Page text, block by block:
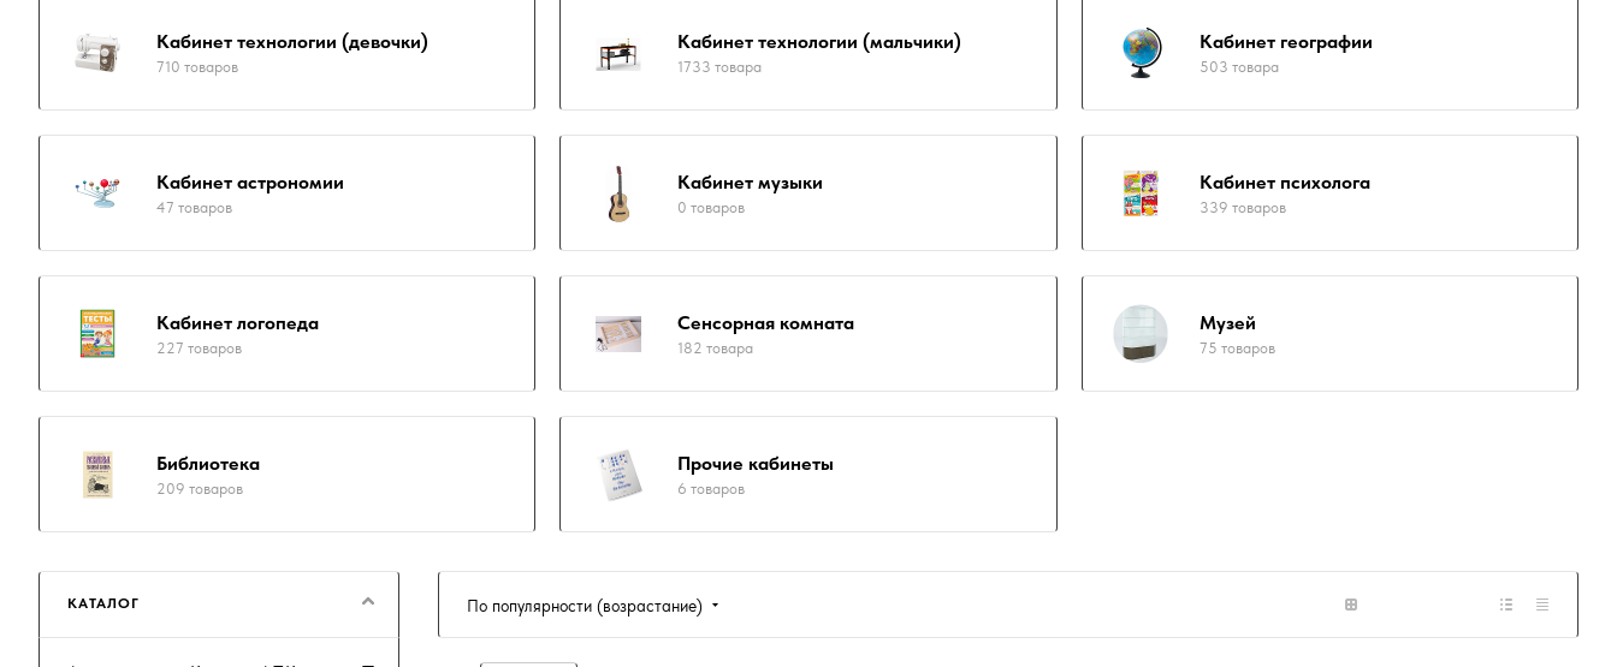
Кабинет технологии (девочки)
710 товаров
Кабинет технологии (мальчики)
1733 товара
Кабинет географии
503 товара
Кабинет астрономии
47 товаров
Кабинет музыки
0 товаров
Кабинет психолога
339 товаров
Кабинет логопеда
227 товаров
Сенсорная комната
182 товара
Музей
75 товаров
Библиотека
209 товаров
Прочие кабинеты
6 товаров
По популярности (возрастание)
КАТАЛОГ